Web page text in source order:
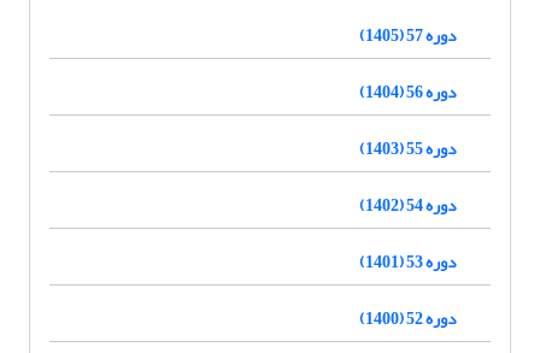
دوره 57 (1405)
دوره 56 (1404)
دوره 55 (1403)
دوره 54 (1402)
دوره 53 (1401)
دوره 52 (1400)